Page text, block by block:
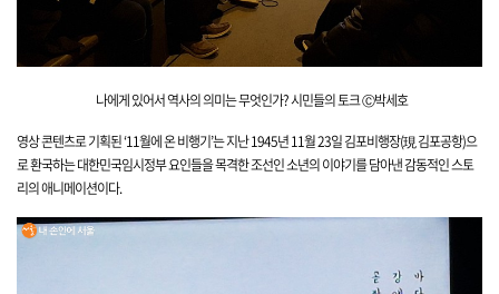
나에게 있어서 역사의 의미는 무엇인가? 시민들의 토크Ⓒ박세호
영상 콘텐츠로 기획된 ‘11월에 온 비행기’는 지난 1945년 11월 23일 김포비행장(現 김포공항)으
로 환국하는 대한민국임시정부 요인들을 목격한 조선인 소년의 이야기를 담아낸 감동적인 스토
리의 애니메이션이다.